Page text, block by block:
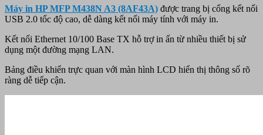
Máy in HP MFP M438N A3 (8AF43A) được trang bị cổng kết nối
USB 2.0 tốc độ cao, dễ dàng kết nối máy tính với máy in.
Kết nối Ethernet 10/100 Base TX hỗ trợ in ấn từ nhiều thiết bị sử
dụng một đường mạng LAN.
Bảng điều khiển trực quan với màn hình LCD hiển thị thông số rõ
ràng dễ tiếp cận.